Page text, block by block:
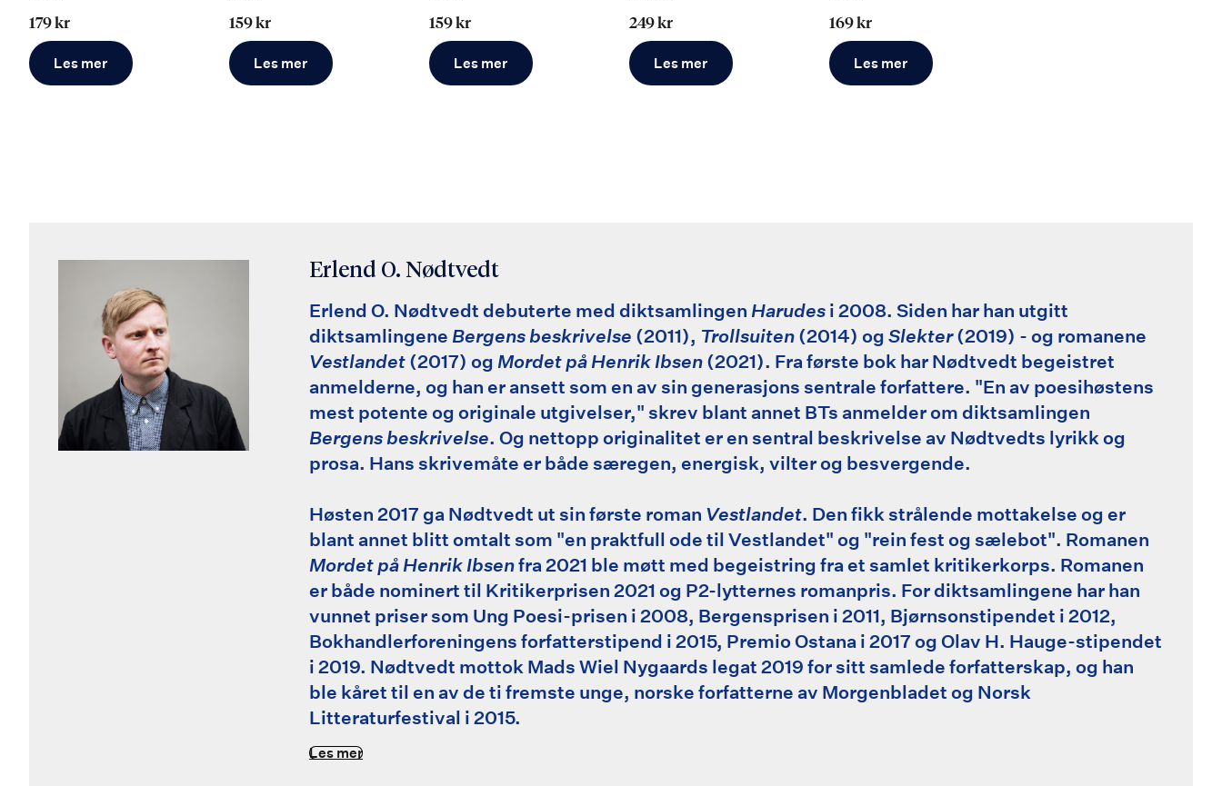
179 kr
Les mer
159 kr
Les mer
159 kr
Les mer
249 kr
Les mer
169 kr
Les mer
Erlend O. Nødtvedt
Erlend O. Nødtvedt debuterte med diktsamlingen Harudes i 2008. Siden har han utgitt
diktsamlingene Bergens beskrivelse (2011), Trollsuiten (2014) og Slekter(2019) - og romanene
Vestlandet (2017) og Mordet på Henrik Ibsen (2021). Fra første bok har Nødtvedt begeistret
anmelderne, og han er ansett som en av sin generasjons sentrale forfattere. "En av poesihøstens
mest potente og originale utgivelser," skrev blant annet BTs anmelder om diktsamlingen
Bergens beskrivelse. Og nettopp originalitet er en sentral beskrivelse av Nødtvedts lyrikk og
prosa. Hans skrivemåte er både særegen, energisk, vilter og besvergende.
Høsten 2017 ga Nødtvedt ut sin første roman Vestlandet. Den fikk strålende mottakelse og er
blant annet blitt omtalt som "en praktfull ode til Vestlandet" og "rein fest og sælebot". Romanen
Mordet på Henrik Ibsenfra 2021 ble møtt med begeistring fra et samlet kritikerkorps. Romanen
er både nominert til Kritikerprisen 2021 og P2-lytternes romanpris. For diktsamlingene har han
vunnet priser som Ung Poesi-prisen i 2008, Bergensprisen i 2011, Bjørnsonstipendet i 2012,
Bokhandlerforeningens forfatterstipend i 2015, Premio Ostana i 2017 og Olav H. Hauge-stipendet
i 2019. Nødtvedt mottok Mads Wiel Nygaards legat 2019 for sitt samlede forfatterskap, og han
ble kåret til en av de ti fremste unge, norske forfatterne av Morgenbladet og Norsk
Litteraturfestival i 2015.
Les mer